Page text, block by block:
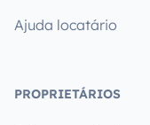
Ajuda locatário
PROPRIETÁRIOS